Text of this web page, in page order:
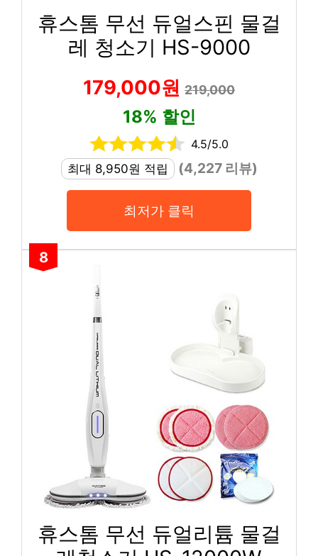
휴스톰 무선 듀얼스핀 물걸
레 청소기 HS-9000
179,000원 219,000
18% 할인
4.5/5.0
최대 8,950원 적립
(4,227 리뷰)
최저가 클릭
8
휴스톰 무선 듀얼리튬 물걸